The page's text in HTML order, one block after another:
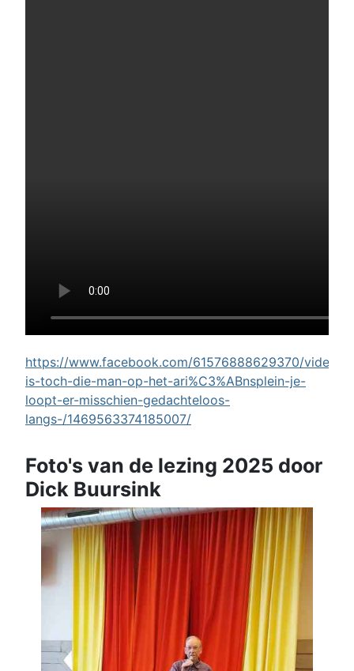
https://www.facebook.com/61576888629370/videos/
is-toch-die-man-op-het-ari%C3%ABnsplein-je-
loopt-er-misschien-gedachteloos-
langs-/1469563374185007/
Foto's van de lezing 2025 door
Dick Buursink